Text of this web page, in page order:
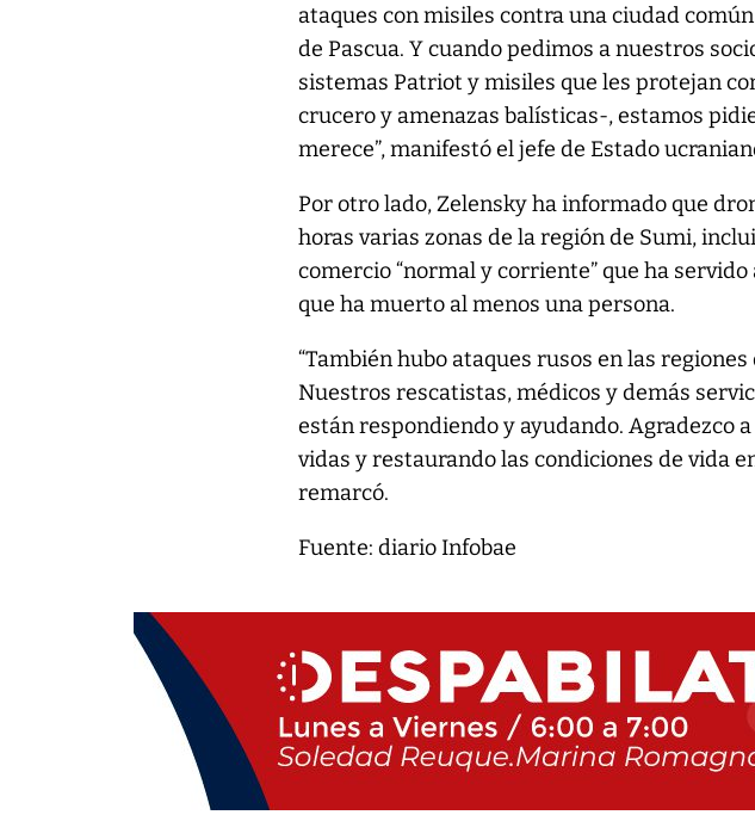
ataques con misiles contra una ciudad
de Pascua. Y cuando pedimos a nuestros
sistemas Patriot y misiles que les protejan
crucero y amenazas balísticas-, estamos
merece”, manifestó el jefe de Estado
Por otro lado, Zelensky ha informado que
horas varias zonas de la región de Sumi,
comercio “normal y corriente” que ha servido
que ha muerto al menos una persona.
“También hubo ataques rusos en las
Nuestros rescatistas, médicos y demás
están respondiendo y ayudando. Agradezco
vidas y restaurando las condiciones de vida
remarcó.
Fuente: diario Infobae